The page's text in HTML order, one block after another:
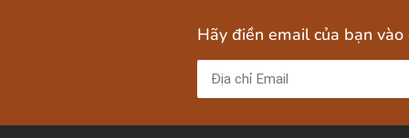
Hãy điền email của bạn